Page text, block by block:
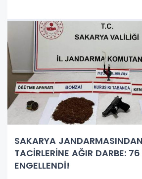
SAKARYA
TACİRLERİNE AĞIR DARBE:
ENGELLENDİ!